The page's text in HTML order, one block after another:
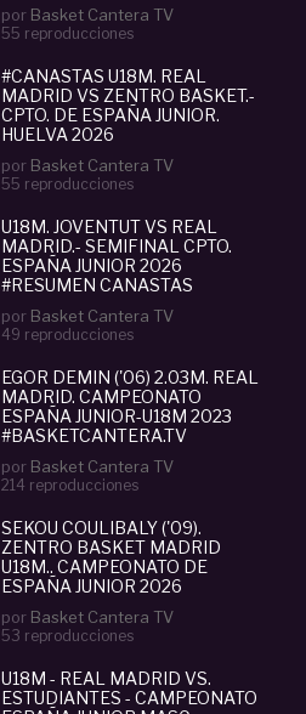
por Basket Cantera TV
55 reproducciones
#CANASTAS U18M. REAL
MADRID VS ZENTRO BASKET.-
CPTO. DE ESPAÑA JUNIOR.
HUELVA 2026
por Basket Cantera TV
55 reproducciones
U18M. JOVENTUT VS REAL
MADRID.- SEMIFINAL CPTO.
ESPAÑA JUNIOR 2026
#RESUMEN CANASTAS
por Basket Cantera TV
49 reproducciones
EGOR DEMIN ('06) 2.03M. REAL
MADRID. CAMPEONATO
ESPAÑA JUNIOR-U18M 2023
#BASKETCANTERA.TV
por Basket Cantera TV
214 reproducciones
SEKOU COULIBALY ('09).
ZENTRO BASKET MADRID
U18M.. CAMPEONATO DE
ESPAÑA JUNIOR 2026
por Basket Cantera TV
53 reproducciones
U18M - REAL MADRID VS.
ESTUDIANTES - CAMPEONATO